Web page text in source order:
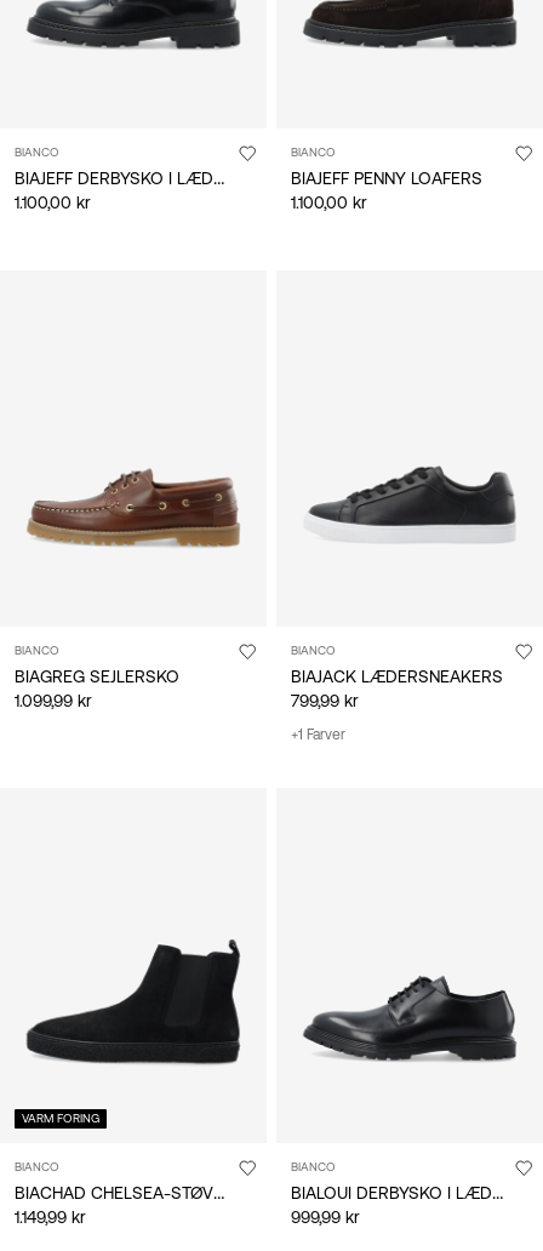
BIANCO
BIAJEFF DERBYSKO I LÆDER
1.100,00 kr
BIANCO
BIAJEFF PENNY LOAFERS
1.100,00 kr
BIANCO
BIAGREG SEJLERSKO
1.099,99 kr
BIANCO
BIAJACK LÆDERSNEAKERS
799,99 kr
+1 Farver
VARM FORING
BIANCO
BIACHAD CHELSEA-STØVLER
1.149,99 kr
BIANCO
BIALOUI DERBYSKO I LÆDER
999,99 kr